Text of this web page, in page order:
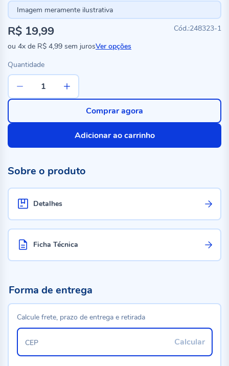
Imagem meramente ilustrativa
248323-1
R$ 19,99
ou 4x de R$ 4,99 sem jurosVer opções
Quantidade
Adicionar ao carrinho
Comprar agora
Sobre o produto
Detalhes
Ficha Técnica
Forma de entrega
Calcule frete, prazo de entrega e retirada
Calcular
CEP